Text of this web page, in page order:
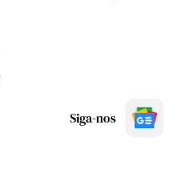
Siga-nos